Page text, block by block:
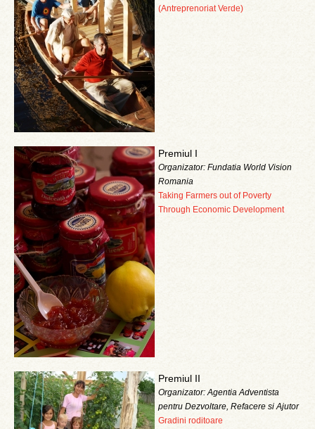
(Antreprenoriat Verde)
Premiul I
Organizator: Fundatia World Vision
Romania
Taking Farmers out of Poverty
Through Economic Development
Premiul II
Organizator: Agentia Adventista
pentru Dezvoltare, Refacere si Ajutor
Gradini roditoare